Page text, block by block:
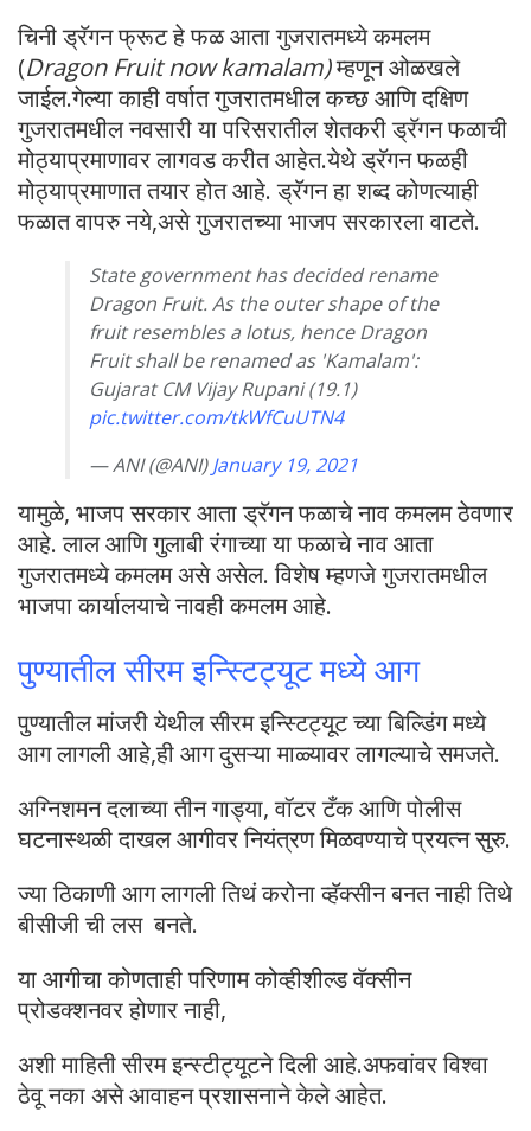
चिनी ड्रॅगन फ्रूट हे फळ आता गुजरातमध्ये कमलम
(Dragon Fruit now kamalam)म्हणून ओळखले
जाईल.गेल्या काही वर्षात गुजरातमधील कच्छ आणि दक्षिण
गुजरातमधील नवसारी या परिसरातील शेतकरी ड्रॅगन फळाची
मोठ्याप्रमाणावर लागवड करीत आहेत.येथे ड्रॅगन फळही
मोठ्याप्रमाणात तयार होत आहे. ड्रॅगन हा शब्द कोणत्याही
फळात वापरु नये,असे गुजरातच्या भाजप सरकारला वाटते.
State government has decided rename
Dragon Fruit. As the outer shape of the
fruit resembles a lotus, hence Dragon
Fruit shall be renamed as 'Kamalam':
Gujarat CM Vijay Rupani (19.1)
pic.twitter.com/tkWfCuUTN4
— ANI (@ANI)January 19, 2021
यामुळे, भाजप सरकार आता ड्रॅगन फळाचे नाव कमलम ठेवणार
आहे. लाल आणि गुलाबी रंगाच्या या फळाचे नाव आता
गुजरातमध्ये कमलम असे असेल. विशेष म्हणजे गुजरातमधील
भाजपा कार्यालयाचे नावही कमलम आहे.
पुण्यातील सीरम इन्स्टिट्यूट मध्ये आग
पुण्यातील मांजरी येथील सीरम इन्स्टिट्यूट च्या बिल्डिंग मध्ये
आग लागली आहे,ही आग दुसऱ्या माळ्यावर लागल्याचे समजते.
अग्निशमन दलाच्या तीन गाड्या, वॉटर टँक आणि पोलीस
घटनास्थळी दाखल आगीवर नियंत्रण मिळवण्याचे प्रयत्न सुरु.
ज्या ठिकाणी आग लागली तिथं करोना व्हॅक्सीन बनत नाही तिथे
बीसीजी ची लस बनते.
या आगीचा कोणताही परिणाम कोव्हीशील्ड वॅक्सीन
प्रोडक्शनवर होणार नाही,
अशी माहिती सीरम इन्स्टीट्यूटने दिली आहे.अफवांवर विश्वा
ठेवू नका असे आवाहन प्रशासनाने केले आहेत.